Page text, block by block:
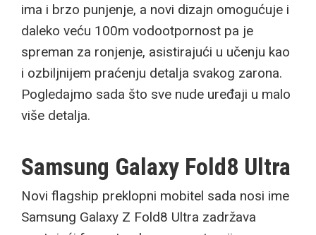
ima i brzo punjenje, a novi dizajn omogućuje i
daleko veću 100m vodootpornost pa je
spreman za ronjenje, asistirajući u učenju kao
i ozbiljnijem praćenju detalja svakog zarona.
Pogledajmo sada što sve nude uređaji u malo
više detalja.
Samsung Galaxy Fold8 Ultra
Novi flagship preklopni mobitel sada nosi ime
Samsung Galaxy Z Fold8 Ultra zadržava